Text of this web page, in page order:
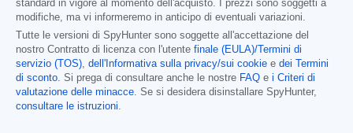
standard in vigore al momento dell'acquisto. I prezzi sono soggetti a
modifiche, ma vi informeremo in anticipo di eventuali variazioni.
Tutte le versioni di SpyHunter sono soggette all'accettazione del
nostro Contratto di licenza con l'utente finale (EULA)/Termini di
servizio (TOS) dell'Informativa sulla privacy/sui cookie e dei Termini
di sconto . Si prega di consultare anche le nostre FAQ e i Criteri di
valutazione delle minacce . Se si desidera disinstallare SpyHunter,
consultare le istruzioni